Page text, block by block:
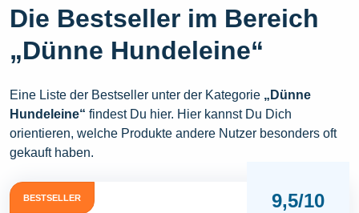
Die Bestseller im Bereich
„Dünne Hundeleine“
Eine Liste der Bestseller unter der Kategorie „Dünne
Hundeleine“ findest Du hier. Hier kannst Du Dich
orientieren, welche Produkte andere Nutzer besonders oft
gekauft haben.
BESTSELLER 9,5/10